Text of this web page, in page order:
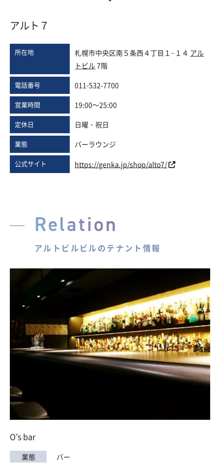
アルト７
所在地 札幌市中央区南５条西４丁目１−１４ アル
トビル7階
電話番号 011-532-7700
営業時間 19:00～25:00
定休日 日曜・祝日
業態 バーラウンジ
公式サイト https://genka.jp/shop/alto7/
Relation
アルトビルビルのテナント情報
O’s bar
業態 バー